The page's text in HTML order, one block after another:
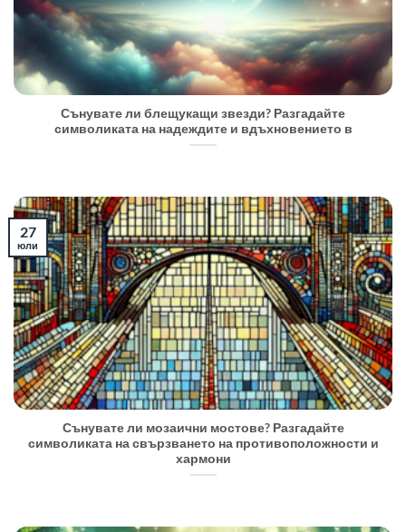
Сънувате ли блещукащи звезди? Разгадайте
символиката на надеждите и вдъхновението в
Сънувате ли мозаични мостове? Разгадайте
символиката на свързването на противоположности и
хармони
27
юли